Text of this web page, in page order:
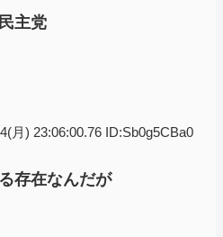
主党
月) 23:06:00.76 ID:Sb0g5CBa0
存在なんだが